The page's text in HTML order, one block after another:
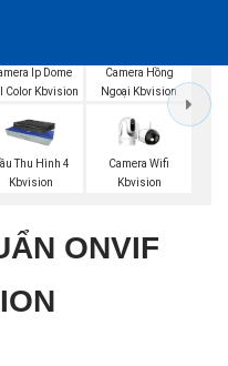
Ip Dome
Color Kbvision
Camera Hồng
Ngoại Kbvision
Thu Hình 4
Kbvision
Camera Wifi
Kbvision
ONVIF